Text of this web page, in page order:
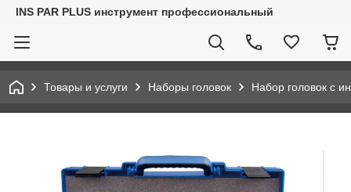
INS PAR PLUS инструмент профессиональный
Товары и услуги Наборы головок Набор головок с